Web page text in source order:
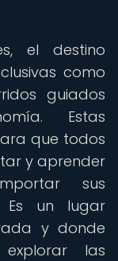
el destino
como
guiados
Estas
que todos
y aprender
sus
Es un lugar
y donde
las